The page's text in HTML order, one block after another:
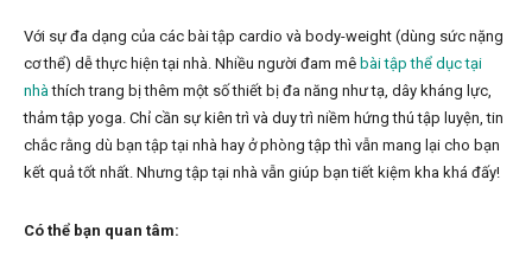
Với sự đa dạng của các bài tập cardio và body-weight (dùng sức nặng
cơ thể) dễ thực hiện tại nhà. Nhiều người đam mê bài tập thể dục tại
nhàthích trang bị thêm một số thiết bị đa năng như tạ, dây kháng lực,
thảm tập yoga. Chỉ cần sự kiên trì và duy trì niềm hứng thú tập luyện, tin
chắc rằng dù bạn tập tại nhà hay ở phòng tập thì vẫn mang lại cho bạn
kết quả tốt nhất. Nhưng tập tại nhà vẫn giúp bạn tiết kiệm kha khá đấy!
Có thể bạn quan tâm: